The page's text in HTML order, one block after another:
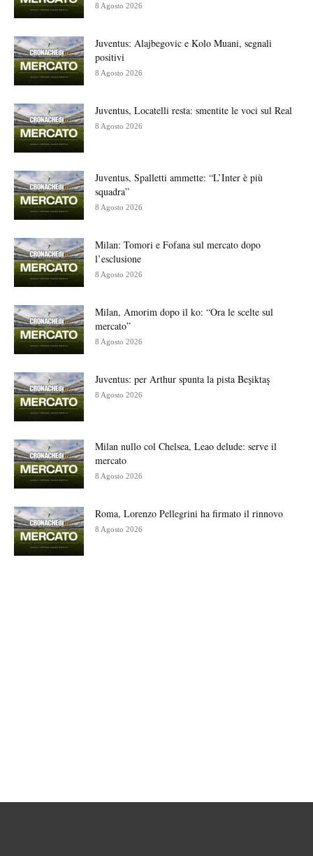
8 Agosto 2026
Juventus: Alajbegovic e Kolo Muani, segnali
positivi
8 Agosto 2026
Juventus, Locatelli resta: smentite le voci sul Real
8 Agosto 2026
Juventus, Spalletti ammette: “L’Inter è più
squadra”
8 Agosto 2026
Milan: Tomori e Fofana sul mercato dopo
l’esclusione
8 Agosto 2026
Milan, Amorim dopo il ko: “Ora le scelte sul
mercato”
8 Agosto 2026
Juventus: per Arthur spunta la pista Beşiktaş
8 Agosto 2026
Milan nullo col Chelsea, Leao delude: serve il
mercato
8 Agosto 2026
Roma, Lorenzo Pellegrini ha firmato il rinnovo
8 Agosto 2026